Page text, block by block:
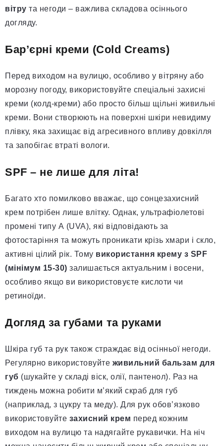
вітру та негоди – важлива складова осіннього
догляду.
Бар’єрні креми (Cold Creams)
Перед виходом на вулицю, особливо у вітряну або
морозну погоду, використовуйте спеціальні захисні
креми (колд-креми) або просто більш щільні живильні
креми. Вони створюють на поверхні шкіри невидиму
плівку, яка захищає від агресивного впливу довкілля
та запобігає втраті вологи.
SPF – не лише для літа!
Багато хто помилково вважає, що сонцезахисний
крем потрібен лише влітку. Однак, ультрафіолетові
промені типу А (UVA), які відповідають за
фотостаріння та можуть проникати крізь хмари і скло,
активні цілий рік. Тому використання крему з SPF
(мінімум 15-30) залишається актуальним і восени,
особливо якщо ви використовуєте кислоти чи
ретиноїди.
Догляд за губами та руками
Шкіра губ та рук також страждає від осінньої негоди.
Регулярно використовуйте живильний бальзам для
губ (шукайте у складі віск, олії, пантенол). Раз на
тиждень можна робити м’який скраб для губ
(наприклад, з цукру та меду). Для рук обов’язково
використовуйте захисний крем перед кожним
виходом на вулицю та надягайте рукавички. На ніч